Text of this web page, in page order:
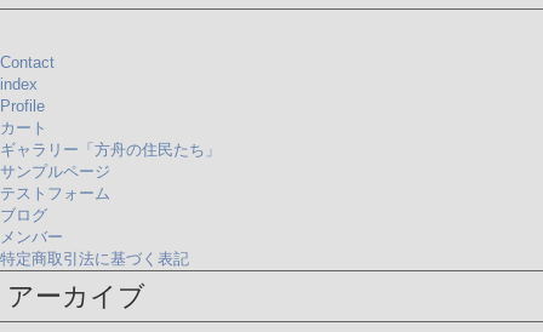
Contact
index
Profile
カート
ギャラリー「方舟の住民たち」
サンプルページ
テストフォーム
ブログ
メンバー
特定商取引法に基づく表記
アーカイブ